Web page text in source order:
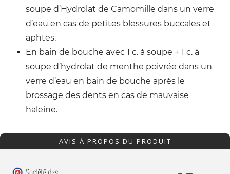
soupe d’Hydrolat de Camomille dans un verre
d’eau en cas de petites blessures buccales et
aphtes.
En bain de bouche avec 1 c. à soupe + 1 c. à
soupe d’hydrolat de menthe poivrée dans un
verre d’eau en bain de bouche après le
brossage des dents en cas de mauvaise
haleine.
AVIS À PROPOS DU PRODUIT